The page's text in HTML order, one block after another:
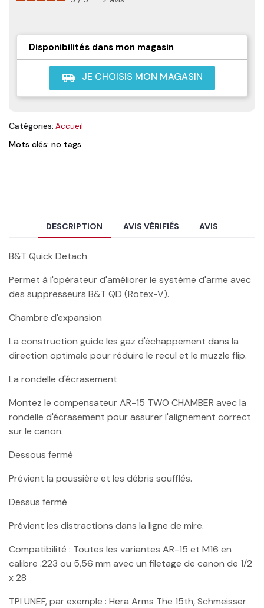
Disponibilités dans mon magasin
airport_shuttle JE CHOISIS MON MAGASIN
Catégories: Accueil
Mots clés: no tags
DESCRIPTION AVIS VÉRIFIÉS AVIS
B&T Quick Detach
Permet à l'opérateur d'améliorer le système d'arme avec
des suppresseurs B&T QD (Rotex-V).
Chambre d'expansion
La construction guide les gaz d'échappement dans la
direction optimale pour réduire le recul et le muzzle flip.
La rondelle d'écrasement
Montez le compensateur AR-15 TWO CHAMBER avec la
rondelle d'écrasement pour assurer l'alignement correct
sur le canon.
Dessous fermé
Prévient la poussière et les débris soufflés.
Dessus fermé
Prévient les distractions dans la ligne de mire.
Compatibilité : Toutes les variantes AR-15 et M16 en
calibre .223 ou 5,56 mm avec un filetage de canon de 1/2
x 28
TPI UNEF, par exemple : Hera Arms The 15th, Schmeisser